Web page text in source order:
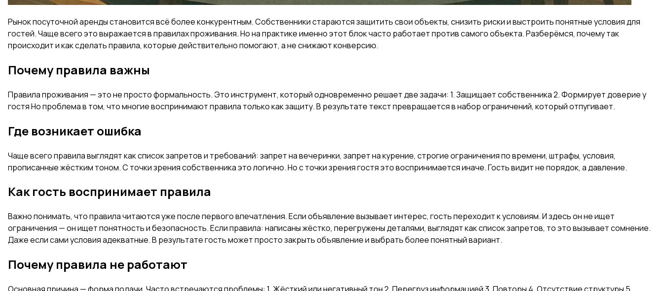
Рынок посуточной аренды становится всё более конкурентным. Собственники стараются защитить свои объекты, снизить риски и выстроить понятные условия для
гостей. Чаще всего это выражается в правилах проживания. Но на практике именно этот блок часто работает против самого объекта. Разберёмся, почему так
происходит и как сделать правила, которые действительно помогают, а не снижают конверсию.
Почему правила важны
Правила проживания — это не просто формальность. Это инструмент, который одновременно решает две задачи: 1. Защищает собственника 2. Формирует доверие у
гостя Но проблема в том, что многие воспринимают правила только как защиту. В результате текст превращается в набор ограничений, который отпугивает.
Где возникает ошибка
Чаще всего правила выглядят как список запретов и требований: запрет на вечеринки, запрет на курение, строгие ограничения по времени, штрафы, условия,
прописанные жёстким тоном. С точки зрения собственника это логично. Но с точки зрения гостя это воспринимается иначе. Гость видит не порядок, а давление.
Как гость воспринимает правила
Важно понимать, что правила читаются уже после первого впечатления. Если объявление вызывает интерес, гость переходит к условиям. И здесь он не ищет
ограничения — он ищет понятность и безопасность. Если правила: написаны жёстко, перегружены деталями, выглядят как список запретов, то это вызывает сомнение.
Даже если сами условия адекватные. В результате гость может просто закрыть объявление и выбрать более понятный вариант.
Почему правила не работают